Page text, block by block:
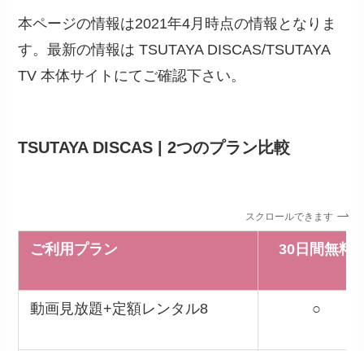
本ページの情報は2021年4月時点の情報となりま
す。最新の情報は TSUTAYA DISCAS/TSUTAYA
TV 本体サイトにてご確認下さい。
TSUTAYA DISCAS | 2つのプラン比較
スクロールできます
ご利用プラン 30日間無料
動画見放題+定額レンタル8 ○